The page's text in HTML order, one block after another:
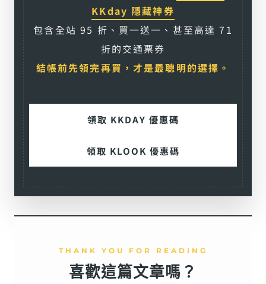
KKday 隱藏神券
包含全站 95 折、買一送一、甚至高達 71
折的交通票券
結帳前先領完再買，才是最聰明的選擇。
領取 KKDAY 優惠碼
領取 KLOOK 優惠碼
THANK YOU FOR READING
喜歡這篇文章嗎？